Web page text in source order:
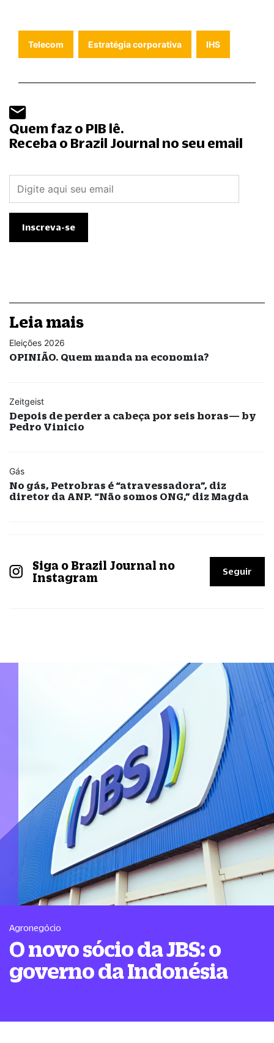
Telecom Estratégia corporativa IHS
Quem faz o PIB lê.
Receba o Brazil Journal no seu email
Leia mais
Eleições 2026
OPINIÃO. Quem manda na economia?
Zeitgeist
Depois de perder a cabeça por seis horas— by
Pedro Vinicio
Gás
No gás, Petrobras é “atravessadora”, diz
diretor da ANP. “Não somos ONG,” diz Magda
Siga o Brazil Journal no
Instagram
Seguir
Agronegócio
O novo sócio da JBS: o
governo da Indonésia